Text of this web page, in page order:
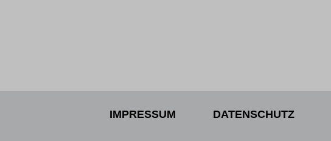
IMPRESSUM DATENSCHUTZ